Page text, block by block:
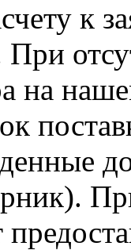
к
на